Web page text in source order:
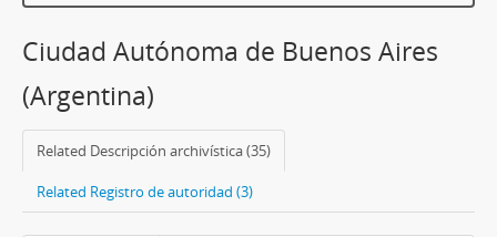
Ciudad Autónoma de Buenos Aires
(Argentina)
Related Descripción archivística (35)
Related Registro de autoridad (3)